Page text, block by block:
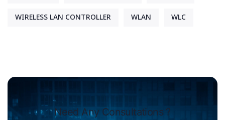
WIRELESS LAN CONTROLLER WLAN WLC
Need Any Consultations ?